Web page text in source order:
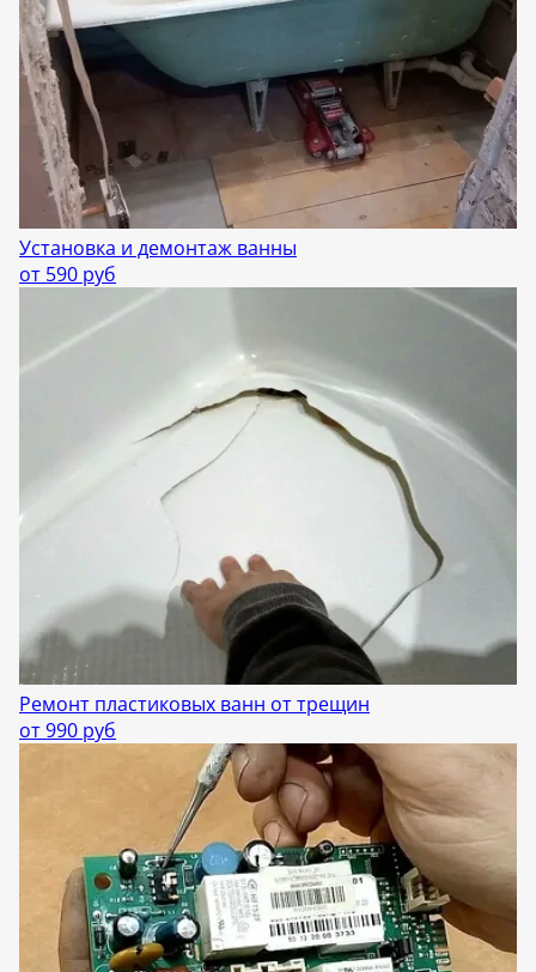
Установка и демонтаж ванны
от 590 руб
Ремонт пластиковых ванн от трещин
от 990 руб